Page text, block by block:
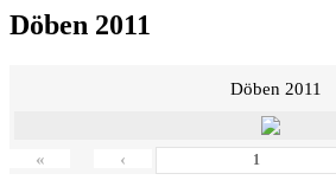
Döben 2011
Döben 2011
« ‹